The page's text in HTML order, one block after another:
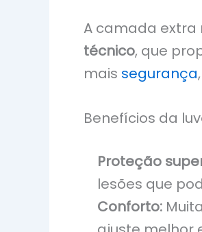
A camada
técnico, que
mais segurança
Benefícios da
Proteção
lesões que
Conforto: